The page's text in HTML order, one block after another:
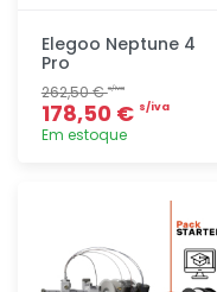
Elegoo Neptune 4
Pro
262,50 €s/iva
178,50 € s/iva
Em estoque